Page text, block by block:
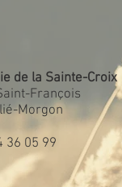
de la Sainte-Croix
François
Morgon
36 05 99